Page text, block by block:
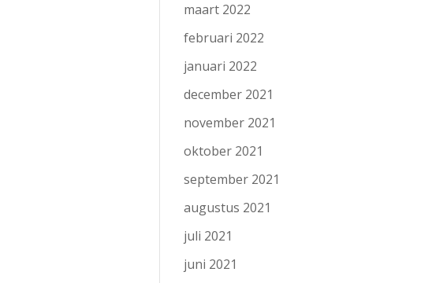
maart 2022
februari 2022
januari 2022
december 2021
november 2021
oktober 2021
september 2021
augustus 2021
juli 2021
juni 2021